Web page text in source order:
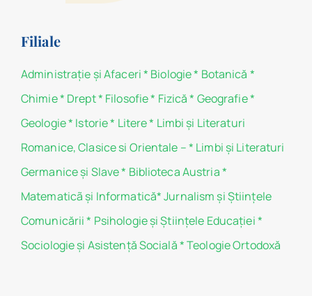
Filiale
Administraţie şi Afaceri* Biologie* Botanică *
Chimie* Drept* Filosofie* Fizică * Geografie*
Geologie* Istorie* Litere* Limbi și Literaturi
Romanice, Clasice si Orientale –* Limbi și Literaturi
Germanice şi Slave* Biblioteca Austria*
Matematicã și Informatică*Jurnalism şi Ştiinţele
Comunicării * Psihologie şi Ştiinţele Educaţiei*
Sociologie şi Asistenţă Socială*Teologie Ortodoxă